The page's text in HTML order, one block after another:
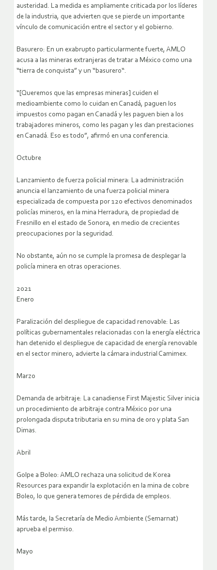
austeridad. La medida es ampliamente criticada por los líderes
de la industria, que advierten que se pierde un importante
vínculo de comunicación entre el sector y el gobierno.
Basurero: En un exabrupto particularmente fuerte, AMLO
acusa a las mineras extranjeras de tratar a México como una
“tierra de conquista” y un “basurero“.
“[Queremos que las empresas mineras] cuiden el
medioambiente como lo cuidan en Canadá, paguen los
impuestos como pagan en Canadá y les paguen bien a los
trabajadores mineros, como les pagan y les dan prestaciones
en Canadá. Eso es todo”, afirmó en una conferencia.
Octubre
Lanzamiento de fuerza policial minera: La administración
anuncia el lanzamiento de una fuerza policial minera
especializada de compuesta por 120 efectivos denominados
policías mineros, en la mina Herradura, de propiedad de
Fresnillo en el estado de Sonora, en medio de crecientes
preocupaciones por la seguridad.
No obstante, aún no se cumple la promesa de desplegar la
policía minera en otras operaciones.
2021
Enero
Paralización del despliegue de capacidad renovable: Las
políticas gubernamentales relacionadas con la energía eléctrica
han detenido el despliegue de capacidad de energía renovable
en el sector minero, advierte la cámara industrial Camimex.
Marzo
Demanda de arbitraje: La canadiense First Majestic Silver inicia
un procedimiento de arbitraje contra México por una
prolongada disputa tributaria en su mina de oro y plata San
Dimas.
Abril
Golpe a Boleo: AMLO rechaza una solicitud de Korea
Resources para expandir la explotación en la mina de cobre
Boleo, lo que genera temores de pérdida de empleos.
Más tarde, la Secretaría de Medio Ambiente (Semarnat)
aprueba el permiso.
Mayo